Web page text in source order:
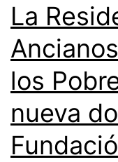
La
los
nueva